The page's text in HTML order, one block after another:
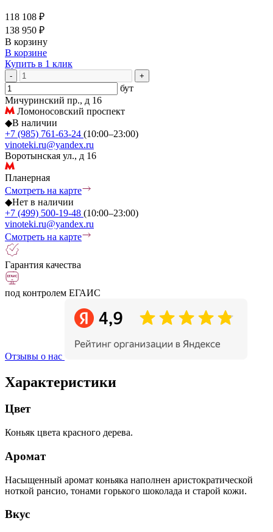
118 108 ₽
138 950 ₽
В корзину
В корзине
Купить в 1 клик
- +
бут
Мичуринский пр., д 16
Ломоносовский проспект
◆В наличии
+7 (985) 761-63-24 (10:00–23:00)
vinoteki.ru@yandex.ru
Воротынская ул., д 16
Планерная
Смотреть на карте
◆Нет в наличии
+7 (499) 500-19-48 (10:00–23:00)
vinoteki.ru@yandex.ru
Смотреть на карте
Гарантия качества
под контролем ЕГАИС
Отзывы о нас
Характеристики
Цвет
Коньяк цвета красного дерева.
Аромат
Насыщенный аромат коньяка наполнен аристократической
ноткой рансио, тонами горького шоколада и старой кожи.
Вкус